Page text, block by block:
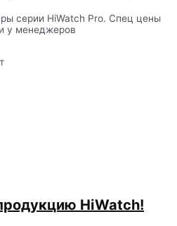
серии HiWatch Pro. Спец цены
у менеджеров
HiWatch!